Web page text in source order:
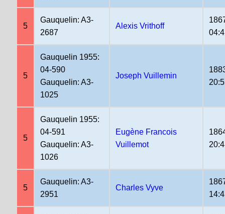
5
Gauquelin: A3-
2687
Alexis Vrithoff
5
Gauquelin 1955:
04-590
Gauquelin: A3-
1025
Joseph Vuillemin
5
Gauquelin 1955:
04-591
Gauquelin: A3-
1026
Eugène Francois
Vuillemot
5
Gauquelin: A3-
2951
Charles Vyve